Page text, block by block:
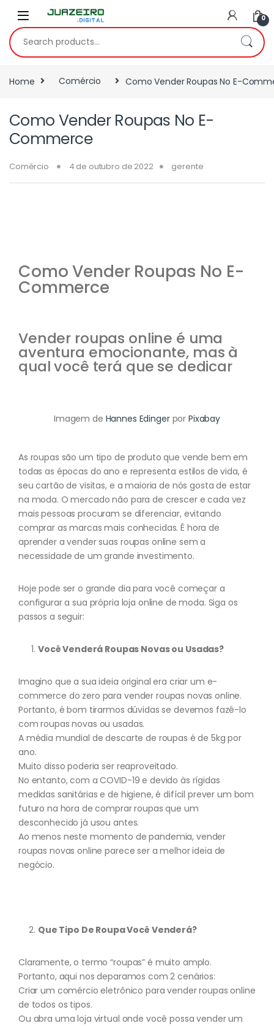
0
Home Comércio Como Vender Roupas No E-
Como Vender Roupas No E-
Commerce
Comércio 4 de outubro de 2022 gerente
Como Vender Roupas No E-
Commerce
Vender roupas online é uma
aventura emocionante, mas à
qual você terá que se dedicar
Imagem de Hannes Edingerpor Pixabay
As roupas são um tipo de produto que vende bem em
todas as épocas do ano e representa estilos de vida, é
seu cartão de visitas, e a maioria de nós gosta de estar
na moda. O mercado não para de crescer e cada vez
mais pessoas procuram se diferenciar, evitando
comprar as marcas mais conhecidas. É hora de
aprender a vender suas roupas online sem a
necessidade de um grande investimento.
Hoje pode ser o grande dia para você começar a
configurar a sua própria loja online de moda. Siga os
passos a seguir:
Você Venderá Roupas Novas ou Usadas?
Imagino que a sua ideia original era criar um e-
commerce do zero para vender roupas novas online.
Portanto, é bom tirarmos dúvidas se devemos fazê-lo
com roupas novas ou usadas.
A média mundial de descarte de roupas é de 5kg por
ano.
Muito disso poderia ser reaproveitado.
No entanto, com a COVID-19 e devido às rígidas
medidas sanitárias e de higiene, é difícil prever um bom
futuro na hora de comprar roupas que um
desconhecido já usou antes.
Ao menos neste momento de pandemia, vender
roupas novas online parece ser a melhor ideia de
negócio.
Que Tipo De Roupa Você Venderá?
Claramente, o termo “roupas” é muito amplo.
Portanto, aqui nos deparamos com 2 cenários:
Criar um comércio eletrônico para vender roupas online
de todos os tipos.
Ou abra uma loja virtual onde você possa vender um